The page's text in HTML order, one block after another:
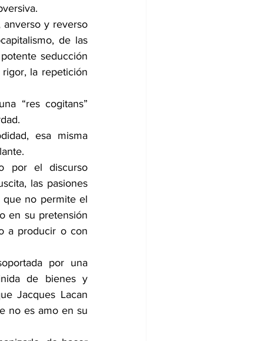
anverso y reverso
de las
seducción
la repetición
“res cogitans”
esa misma
por el discurso
las pasiones
que no permite el
en su pretensión
a producir o con
por una
de bienes y
Jacques Lacan
no es amo en su